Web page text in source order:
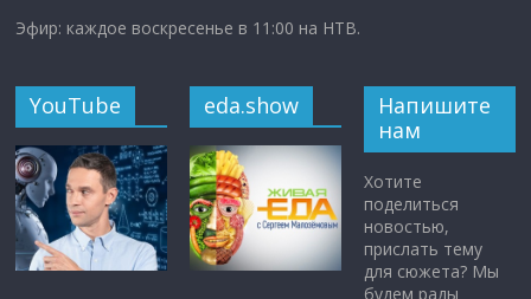
Эфир: каждое воскресенье в 11:00 на НТВ.
YouTube eda.show
Напишите
нам
Хотите
поделиться
новостью,
прислать тему
для сюжета? Мы
будем рады